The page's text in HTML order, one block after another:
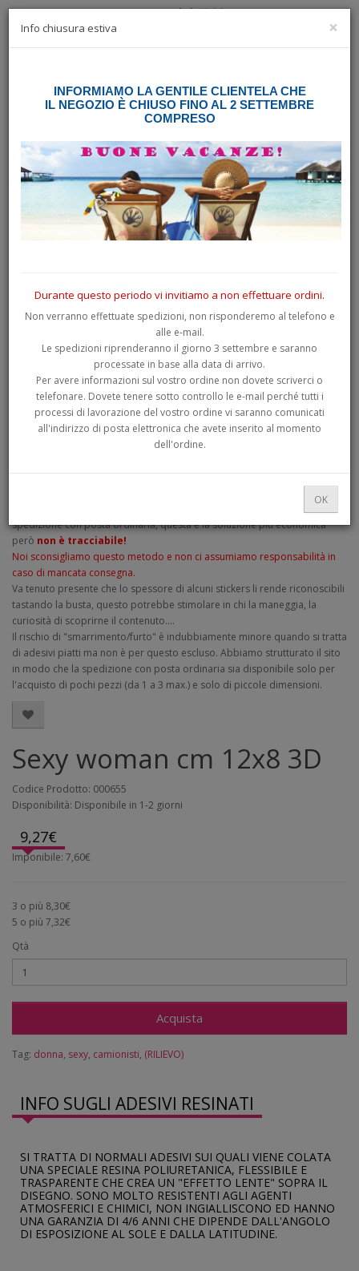
☰
Home PER VEICOLI Camion e Tir Sexy woman cm
spedizione con posta ordinaria, questa è la soluzione più economica
però non è tracciabile!
Noi sconsigliamo questo metodo e non ci assumiamo responsabilità in
caso di mancata consegna.
Va tenuto presente che lo spessore di alcuni stickers li rende riconoscibili
tastando la busta, questo potrebbe stimolare in chi la maneggia, la
curiosità di scoprirne il contenuto....
Il rischio di "smarrimento/furto" è indubbiamente minore quando si tratta
di adesivi piatti ma non è per questo escluso. Abbiamo strutturato il sito
in modo che la spedizione con posta ordinaria sia disponibile solo per
l'acquisto di pochi pezzi (da 1 a 3 max.) e solo di piccole dimensioni.
Sexy woman cm 12x8 3D
Codice Prodotto: 000655
Disponibilità: Disponibile in 1-2 giorni
9,27€
Imponibile: 7,60€
3 o più 8,30€
5 o più 7,32€
Qtà
Acquista
Tag: donna, sexy, camionisti, (RILIEVO)
INFO SUGLI ADESIVI RESINATI
SI TRATTA DI NORMALI ADESIVI SUI QUALI VIENE COLATA
UNA SPECIALE RESINA POLIURETANICA, FLESSIBILE E
TRASPARENTE CHE CREA UN "EFFETTO LENTE" SOPRA IL
DISEGNO. SONO MOLTO RESISTENTI AGLI AGENTI
ATMOSFERICI E CHIMICI, NON INGIALLISCONO ED HANNO
UNA GARANZIA DI 4/6 ANNI CHE DIPENDE DALL'ANGOLO
DI ESPOSIZIONE AL SOLE E DALLA LATITUDINE.
×
Info chiusura estiva
INFORMIAMO LA GENTILE CLIENTELA CHE
IL NEGOZIO È CHIUSO FINO AL 2 SETTEMBRE
COMPRESO
Durante questo periodo vi invitiamo a non effettuare ordini.
Non verranno effettuate spedizioni, non risponderemo al telefono e
alle e-mail.
Le spedizioni riprenderanno il giorno 3 settembre e saranno
processate in base alla data di arrivo.
Per avere informazioni sul vostro ordine non dovete scriverci o
telefonare. Dovete tenere sotto controllo le e-mail perché tutti i
processi di lavorazione del vostro ordine vi saranno comunicati
all'indirizzo di posta elettronica che avete inserito al momento
dell'ordine.
OK